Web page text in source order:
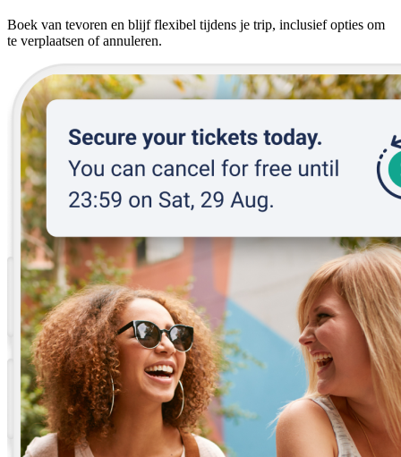
Boek van tevoren en blijf flexibel tijdens je trip, inclusief opties om
te verplaatsen of annuleren.